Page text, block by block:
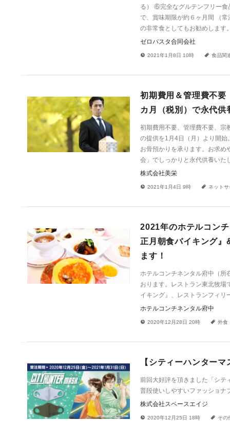
る） ⑥完全なグルテンフリー
で、賞味期限が約６ヶ月間 （
の非常食としてもお勧めします
ゼロパスタ合同会社
! 2021年1月8日 10時 a 食品関
初期費用＆管理費不
カ月（税別）で永代
初期費用不要、管理費不要、宗
の提供を1月4日（月）より開
お骨預かりを承ります。お求め
会」でしっかりと永代供養いた
株式会社美栄
! 2021年1月4日 9時 a ネット
2021年のホテルコン
正月朝食バイキング
ます！
ホテルコンチネンタル府中（所
おります。レストラン東北牧場
イキング』、レストランフィリ
ホテルコンチネンタル府中
! 2020年12月28日 20時 a 外食
【シティーハンター
前回大好評を頂きました「シテ
普段使いしやすいファッショナ
株式会社スペースエイジ
! 2020年12月25日 18時 a その